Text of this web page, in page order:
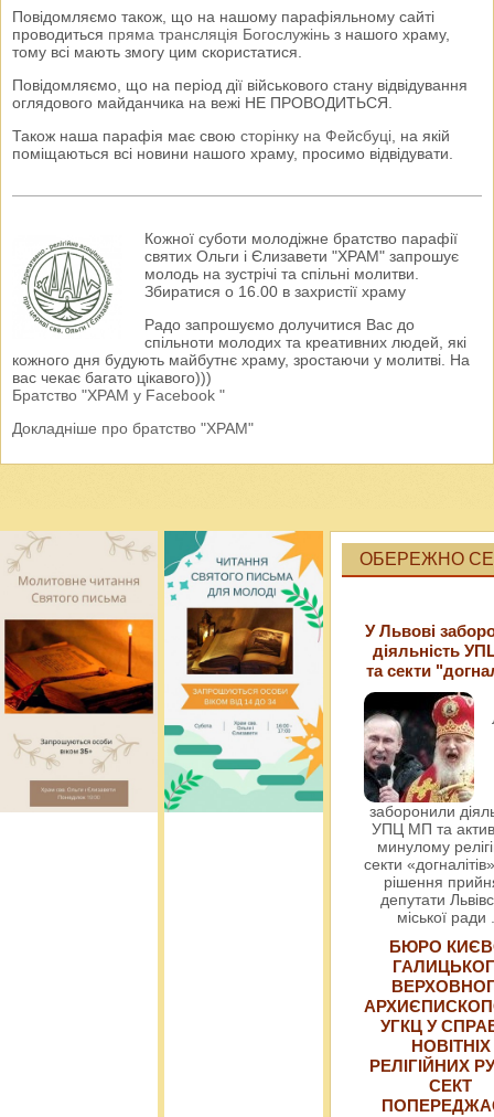
Повідомляємо також, що на нашому парафіяльному сайті
проводиться пряма трансляція Богослужінь з нашого храму,
тому всі мають змогу цим скористатися.
Повідомляємо, що на період дії військового стану відвідування
оглядового майданчика на вежі НЕ ПРОВОДИТЬСЯ.
Також наша парафія має свою сторінку на Фейсбуці, на якій
поміщаються всі новини нашого храму, просимо відвідувати.
Кожної суботи молодіжне братство парафії
святих Ольги і Єлизавети "ХРАМ" запрошує
молодь на зустрічі та спільні молитви.
Збиратися о 16.00 в захристії храму
Радо запрошуємо долучитися Вас до
спільноти молодих та креативних людей, які
кожного дня будують майбутнє храму, зростаючи у молитві. На
вас чекає багато цікавого)))
Братство "ХРАМ у Facebook "
Докладніше про братство "ХРАМ"
ОБЕРЕЖНО
У Львові
діяльність
та секти
заборонили
УПЦ МП та
минулому
секти
рішення
депутати
міської ради
БЮРО
УГКЦ У
НОВІТНІХ
РЕЛІГІЙНИХ
СЕКТ